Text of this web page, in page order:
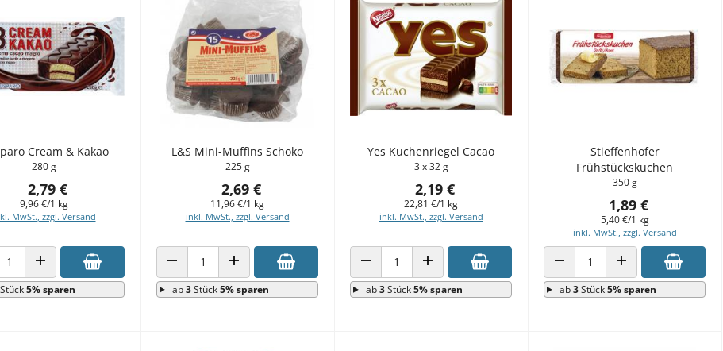
Cream & Kakao
280 g
2,79 €
9,96 €/1 kg
MwSt., zzgl. Versand
VERRINGERN
ANZAHL ERHÖHEN
5% sparen
L&S Mini-Muffins Schoko
225 g
2,69 €
11,96 €/1 kg
inkl. MwSt., zzgl. Versand
ANZAHL VERRINGERNANZAHL ERHÖHEN
ab3Stück5% sparen
Yes Kuchenriegel Cacao
3 x 32 g
2,19 €
22,81 €/1 kg
inkl. MwSt., zzgl. Versand
ANZAHL VERRINGERNANZAHL ERHÖHEN
ab3Stück5% sparen
Stieffenhofer
Frühstückskuchen
350 g
1,89 €
5,40 €/1 kg
inkl. MwSt., zzgl. Versand
ANZAHL VERRINGERNANZAHL ERHÖHEN
ab3Stück5% sparen